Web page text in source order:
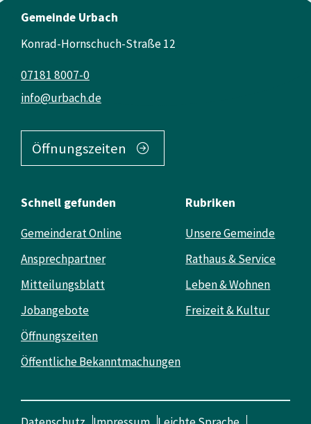
Gemeinde Urbach
Konrad-Hornschuch-Straße 12
info@urbach.de
07181 8007-0
Öffnungszeiten
Schnell gefunden
Gemeinderat Online
Ansprechpartner
Mitteilungsblatt
Jobangebote
Öffnungszeiten
Öffentliche Bekanntmachungen
Rubriken
Unsere Gemeinde
Rathaus & Service
Leben & Wohnen
Freizeit & Kultur